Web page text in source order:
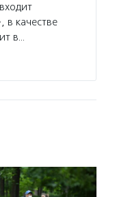
в качестве
в…